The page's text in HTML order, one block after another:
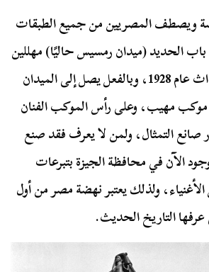
ويصطف المصريين من جميع الطبقات
الحديد (ميدان رمسيس حاليًا) مهللين
في واحد من أهم أحداث عام 1928، وبالفعل يصل إلى الميدان
مهيب، وعلى رأس الموكب الفنان
التمثال، ولمن لا يعرف فقد صنع
الآن في محافظة الجيزة بتبرعات
الأغنياء، ولذلك يعتبر نهضة مصر من أول
عرفها التاريخ الحديث.